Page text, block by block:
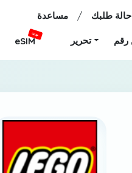
مساعدة / حالة طلبك
eSIM
جديد
تحرير